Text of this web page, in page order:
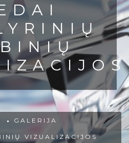
GALERIJA
VIZUALIZACIJOS